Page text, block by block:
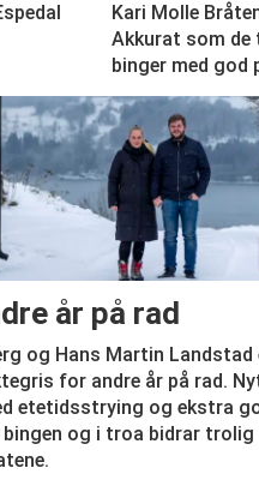
Kari Molle
Akkurat som de
binger med god
år på rad
og Hans Martin Landstad
for andre år på rad.
etetidsstrying og ekstra
bingen og i troa bidrar trolig